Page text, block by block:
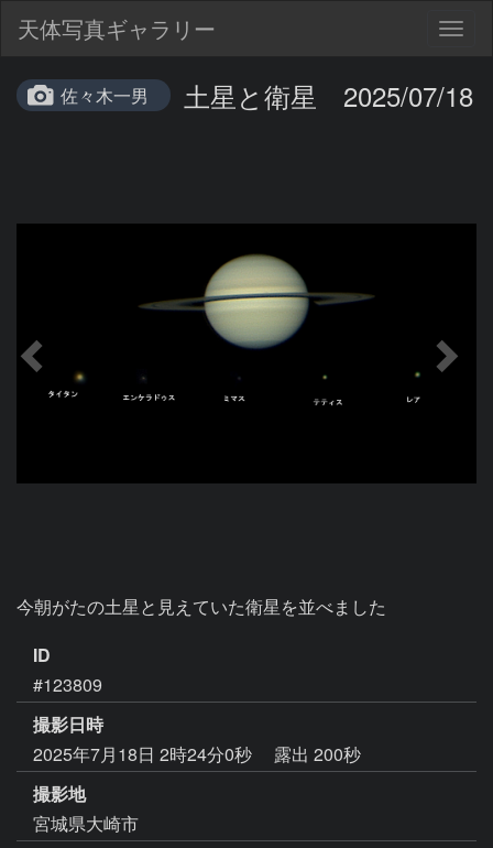
天体写真ギャラリー
佐々木一男 土星と衛星 2025/07/18
今朝がたの土星と見えていた衛星を並べました
ID
#123809
撮影日時
2025年7月18日 2時24分0秒
露出 200秒
撮影地
宮城県大崎市